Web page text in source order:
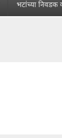
भटांच्या निवडक